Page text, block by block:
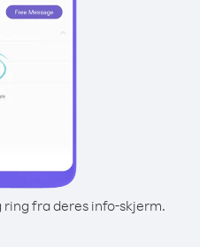
fra deres info-skjerm.